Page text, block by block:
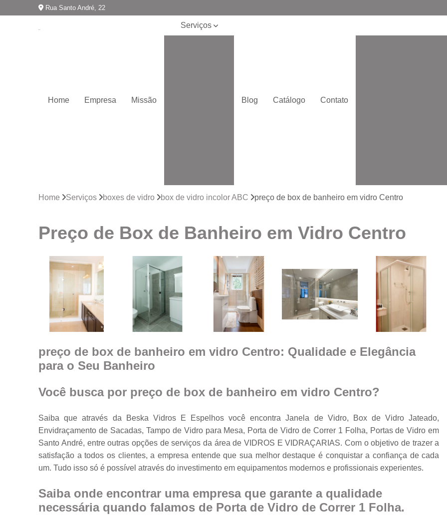
Rua Santo André, 22
Home Empresa Missão
Serviços
de varandas
Espelhos em
Espelhos para
ambientes
Fechamento de
ambiente com
Guarda corpo
Janelas em
vidro
Porta feita de
vidro
Portas de vidro
Portas em vidro
Vidros
temperados
Blog Catálogo Contato
Box de Vidro
Box Vidro
Box de Vidro
Box
Box de Vidro
Box para
Cobertura de
Cobertura de Vidro
Cobertura
Divisória de
Divisória de Vidro
Home Serviços boxes de vidro box de vidro incolor ABC preço de box de banheiro em vidro Centro
Preço de Box de Banheiro em Vidro Centro
preço de box de banheiro em vidro Centro: Qualidade e Elegância
para o Seu Banheiro
Você busca por preço de box de banheiro em vidro Centro?
Saiba que através da Beska Vidros E Espelhos você encontra Janela de Vidro, Box de Vidro Jateado,
Envidraçamento de Sacadas, Tampo de Vidro para Mesa, Porta de Vidro de Correr 1 Folha, Portas de Vidro em
Santo André, entre outras opções de serviços da área de VIDROS E VIDRAÇARIAS. Com o objetivo de trazer a
satisfação a todos os clientes, a empresa entende que sua melhor destaque é conquistar a confiança de cada
um. Tudo isso só é possível através do investimento em equipamentos modernos e profissionais experientes.
Saiba onde encontrar uma empresa que garante a qualidade
necessária quando falamos de Porta de Vidro de Correr 1 Folha.